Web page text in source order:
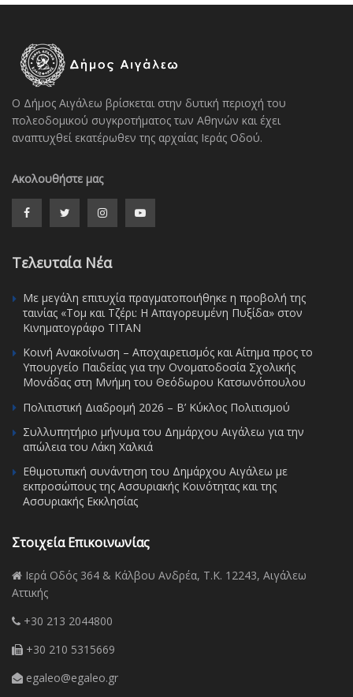
Ο Δήμος Αιγάλεω βρίσκεται στην δυτική περιοχή του
πολεοδομικού συγκροτήματος των Αθηνών και έχει
αναπτυχθεί εκατέρωθεν της αρχαίας Ιεράς Οδού.
Ακολουθήστε μας
Τελευταία Νέα
Με μεγάλη επιτυχία πραγματοποιήθηκε η προβολή της
ταινίας «Τομ και Τζέρι: Η Απαγορευμένη Πυξίδα» στον
Κινηματογράφο ΤΙΤΑΝ
Κοινή Ανακοίνωση – Αποχαιρετισμός και Αίτημα προς το
Υπουργείο Παιδείας για την Ονοματοδοσία Σχολικής
Μονάδας στη Μνήμη του Θεόδωρου Κατσωνόπουλου
Πολιτιστική Διαδρομή 2026 – Β’ Κύκλος Πολιτισμού
Συλλυπητήριο μήνυμα του Δημάρχου Αιγάλεω για την
απώλεια του Λάκη Χαλκιά
Εθιμοτυπική συνάντηση του Δημάρχου Αιγάλεω με
εκπροσώπους της Ασσυριακής Κοινότητας και της
Ασσυριακής Εκκλησίας
Στοιχεία Επικοινωνίας
Ιερά Οδός 364 & Κάλβου Ανδρέα, Τ.Κ. 12243, Αιγάλεω
Αττικής
+30 213 2044800
+30 210 5315669
egaleo@egaleo.gr